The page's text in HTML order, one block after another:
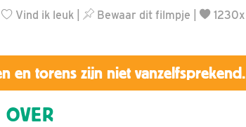
Vind ik leuk Bewaar dit filmpje
1230x
en torens zijn niet vanzelfsprekend.